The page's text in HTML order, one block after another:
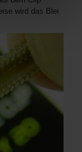
wird das Blei